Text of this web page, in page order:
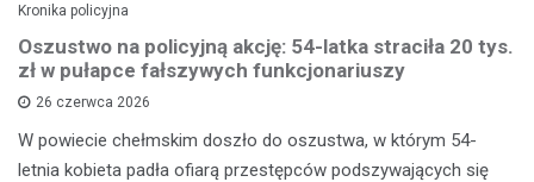
Kronika policyjna
Oszustwo na policyjną akcję: 54-latka straciła 20 tys.
zł w pułapce fałszywych funkcjonariuszy
26 czerwca 2026
W powiecie chełmskim doszło do oszustwa, w którym 54-
letnia kobieta padła ofiarą przestępców podszywających się